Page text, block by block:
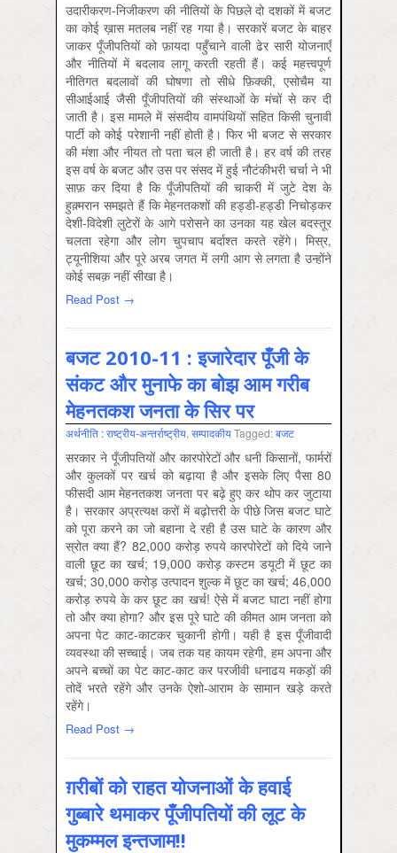
उदारीकरण-निजीकरण की नीतियों के पिछले दो दशकों में बजट
का कोई ख़ास मतलब नहीं रह गया है। सरकारें बजट के बाहर
जाकर पूँजीपतियों को फ़ायदा पहुँचाने वाली ढेर सारी योजनाएँ
और नीतियों में बदलाव लागू करती रहती हैं। कई महत्त्वपूर्ण
नीतिगत बदलावों की घोषणा तो सीधे फ़िक्की, एसोचैम या
सीआईआई जैसी पूँजीपतियों की संस्थाओं के मंचों से कर दी
जाती है। इस मामले में संसदीय वामपंथियों सहित किसी चुनावी
पार्टी को कोई परेशानी नहीं होती है। फिर भी बजट से सरकार
की मंशा और नीयत तो पता चल ही जाती है। हर वर्ष की तरह
इस वर्ष के बजट और उस पर संसद में हुई नौटंकीभरी चर्चा ने भी
साफ़ कर दिया है कि पूँजीपतियों की चाकरी में जुटे देश के
हुक़्मरान समझते हैं कि मेहनतकशों की हड्डी-हड्डी निचोड़कर
देशी-विदेशी लुटेरों के आगे परोसने का उनका यह खेल बदस्तूर
चलता रहेगा और लोग चुपचाप बर्दाश्त करते रहेंगे। मिस्र,
ट्यूनीशिया और पूरे अरब जगत में लगी आग से लगता है उन्होंने
कोई सबक़ नहीं सीखा है।
Read Post →
बजट 2010-11 : इजारेदार पूँजी के
संकट और मुनाफे का बोझ आम गरीब
मेहनतकश जनता के सिर पर
अर्थनीति : राष्‍ट्रीय-अन्‍तर्राष्‍ट्रीय, सम्‍पादकीयTagged:बजट
सरकार ने पूँजीपतियों और कारपोरेटों और धनी किसानों, फार्मरों
और कुलकों पर खर्च को बढ़ाया है और इसके लिए पैसा 80
फीसदी आम मेहनतकश जनता पर बढ़े हुए कर थोप कर जुटाया
है। सरकार अप्रत्यक्ष करों में बढ़ोत्तरी के पीछे जिस बजट घाटे
को पूरा करने का जो बहाना दे रही है उस घाटे के कारण और
स्रोत क्या हैं? 82,000 करोड़ रुपये कारपोरेटों को दिये जाने
वाली छूट का खर्च; 19,000 करोड़ कस्टम डयूटी में छूट का
खर्च; 30,000 करोड़ उत्पादन शुल्क में छूट का खर्च; 46,000
करोड़ रुपये के कर छूट का खर्च! ऐसे में बजट घाटा नहीं होगा
तो और क्या होगा? और इस पूरे घाटे की कीमत आम जनता को
अपना पेट काट-काटकर चुकानी होगी। यही है इस पूँजीवादी
व्यवस्था की सच्चाई। जब तक यह कायम रहेगी, हम अपना और
अपने बच्चों का पेट काट-काट कर परजीवी धनाढय मकड़ों की
तोदें भरते रहेंगे और उनके ऐशो-आराम के सामान खड़े करते
रहेंगे।
Read Post →
ग़रीबों को राहत योजनाओं के हवाई
गुब्बारे थमाकर पूँजीपतियों की लूट के
मुकम्मल इन्तजाम!!